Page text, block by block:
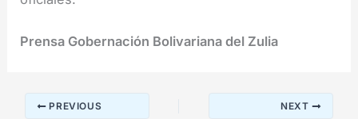
Prensa Gobernación Bolivariana del Zulia
PREVIOUS NEXT